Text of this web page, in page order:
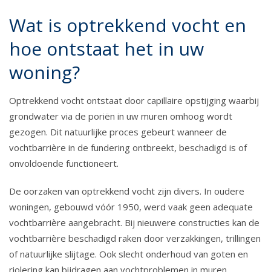
Wat is optrekkend vocht en
hoe ontstaat het in uw
woning?
Optrekkend vocht ontstaat door capillaire opstijging waarbij
grondwater via de poriën in uw muren omhoog wordt
gezogen. Dit natuurlijke proces gebeurt wanneer de
vochtbarrière in de fundering ontbreekt, beschadigd is of
onvoldoende functioneert.
De oorzaken van optrekkend vocht zijn divers. In oudere
woningen, gebouwd vóór 1950, werd vaak geen adequate
vochtbarrière aangebracht. Bij nieuwere constructies kan de
vochtbarrière beschadigd raken door verzakkingen, trillingen
of natuurlijke slijtage. Ook slecht onderhoud van goten en
riolering kan bijdragen aan vochtproblemen in muren.